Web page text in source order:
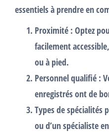
essentiels à prendre en
Proximité : Optez
facilement
ou à pied.
Personnel qualifié :
enregistrés ont de
Types de spécialités
ou d’un spécialiste